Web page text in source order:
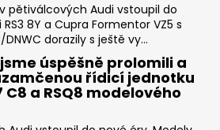
pětiválcových Audi vstoupil do
8Y a Cupra Formentor VZ5 s
DNWC dorazily s ještě vy...
úspěšně prolomili a
řídicí jednotku
C8 a RSQ8 modelového